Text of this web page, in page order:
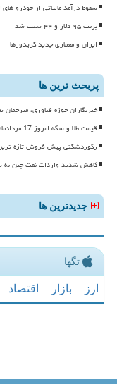
سقوط درآمد مالیاتی از خودرو
برنت ۹۵ دلار و ۴۴ سنت شد
ایران و معماری جدید کریدورها
پربحث ترین ها
خبرنگاران حوزه فناوری،
قیمت طلا و سکه امروز 17 مردادماه 1405
رکوردشکنی پیش فروش تازه
کاهش شدید واردات نفت چین به
جدیدترین ها
تگها
ارز بازار اقتصاد